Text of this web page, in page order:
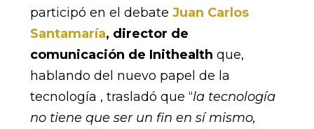
participó en el debate Juan Carlos
Santamaría, director de
comunicación de Inithealth que,
hablando del nuevo papel de la
tecnología , trasladó que “la tecnología
no tiene que ser un fin en sí mismo,